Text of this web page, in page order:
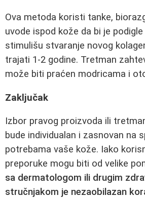
Ova metoda koristi tanke,
uvode ispod kože da bi je
stimulišu stvaranje novog
trajati 1-2 godine. Tretman
može biti praćen modricama i
Zaključak
Izbor pravog proizvoda ili
bude individualan i zasnovan na
potrebama vaše kože. Iako
preporuke mogu biti od velike
sa dermatologom ili drugim
stručnjakom je nezaobilazan